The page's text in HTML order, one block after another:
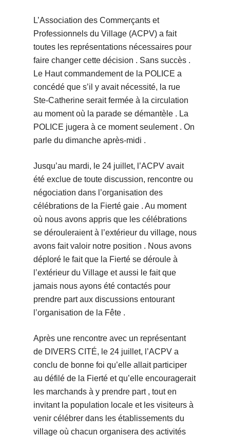
L’Association des Commerçants et
Professionnels du Village (ACPV) a fait
toutes les représentations nécessaires pour
faire changer cette décision . Sans succès .
Le Haut commandement de la POLICE a
concédé que s’il y avait nécessité, la rue
Ste-Catherine serait fermée à la circulation
au moment où la parade se démantèle . La
POLICE jugera à ce moment seulement . On
parle du dimanche après-midi .
Jusqu’au mardi, le 24 juillet, l’ACPV avait
été exclue de toute discussion, rencontre ou
négociation dans l’organisation des
célébrations de la Fierté gaie . Au moment
où nous avons appris que les célébrations
se dérouleraient à l’extérieur du village, nous
avons fait valoir notre position . Nous avons
déploré le fait que la Fierté se déroule à
l’extérieur du Village et aussi le fait que
jamais nous ayons été contactés pour
prendre part aux discussions entourant
l’organisation de la Fête .
Après une rencontre avec un représentant
de DIVERS CITÉ, le 24 juillet, l’ACPV a
conclu de bonne foi qu’elle allait participer
au défilé de la Fierté et qu’elle encouragerait
les marchands à y prendre part , tout en
invitant la population locale et les visiteurs à
venir célébrer dans les établissements du
village où chacun organisera des activités